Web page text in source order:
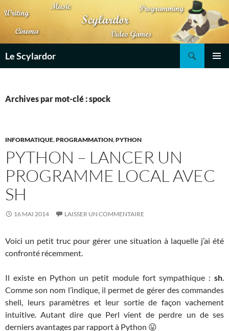
au
contenu
Le Scylardor
Archives par mot-clé : spock
INFORMATIQUE,PROGRAMMATION,PYTHON
PYTHON – LANCER UN
PROGRAMME LOCAL AVEC
SH
16 MAI 2014 LAISSER UN COMMENTAIRE
Voici un petit truc pour gérer une situation à laquelle j’ai été
confronté récemment.
Il existe en Python un petit module fort sympathique : sh.
Comme son nom l’indique, il permet de gérer des commandes
shell, leurs paramètres et leur sortie de façon vachement
intuitive. Autant dire que Perl vient de perdre un de ses
derniers avantages par rapport à Python 😛